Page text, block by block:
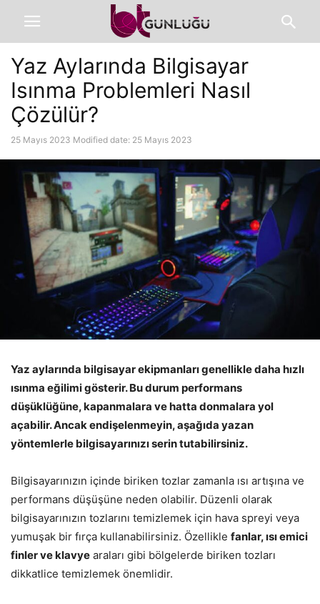
Yaz Aylarında Bilgisayar
Isınma Problemleri Nasıl
Çözülür?
25 Mayıs 2023 Modified date: 25 Mayıs 2023
Yaz aylarında bilgisayar ekipmanları genellikle daha hızlı
ısınma eğilimi gösterir. Bu durum performans
düşüklüğüne, kapanmalara ve hatta donmalara yol
açabilir. Ancak endişelenmeyin, aşağıda yazan
yöntemlerle bilgisayarınızı serin tutabilirsiniz.
Bilgisayarınızın içinde biriken tozlar zamanla ısı artışına ve
performans düşüşüne neden olabilir. Düzenli olarak
bilgisayarınızın tozlarını temizlemek için hava spreyi veya
yumuşak bir fırça kullanabilirsiniz. Özellikle fanlar, ısı emici
finler ve klavye araları gibi bölgelerde biriken tozları
dikkatlice temizlemek önemlidir.